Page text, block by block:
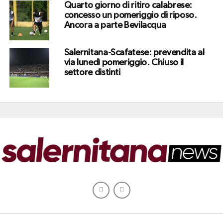
Quarto giorno di ritiro calabrese:
concesso un pomeriggio di riposo.
Ancora a parte Bevilacqua
Salernitana-Scafatese: prevendita al
via lunedì pomeriggio. Chiuso il
settore distinti